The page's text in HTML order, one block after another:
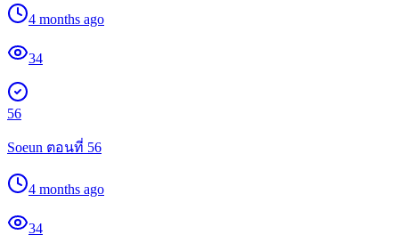
4 months ago
34
56
Soeun ตอนที่ 56
4 months ago
34